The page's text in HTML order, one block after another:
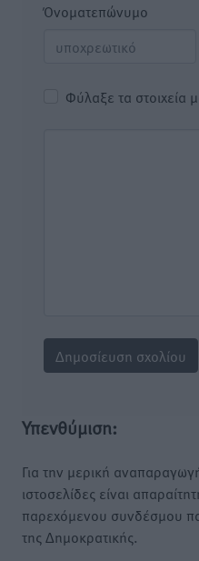
Όνοματεπώνυμο
Φύλαξε τα στοιχεία
Υπενθύμιση:
Για την μερική
ιστοσελίδες είναι
παρεχόμενου συνδέσμου
της Δημοκρατικής.